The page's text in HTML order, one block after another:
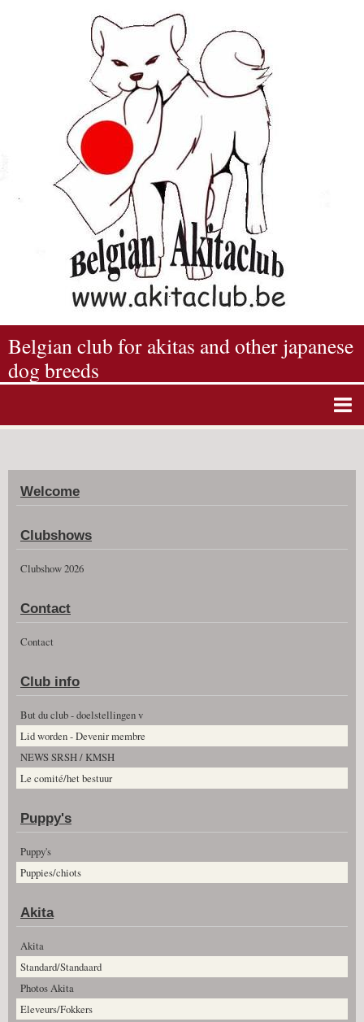
Belgian club for akitas and other japanese
dog breeds
Album photos
Agenda
Guestbook
News
Clubshow 2026
Welcome
Clubshows
Clubshow 2026
Contact
Contact
Club info
But du club - doelstellingen v
Lid worden - Devenir membre
NEWS SRSH / KMSH
Le comité/het bestuur
Puppy's
Puppy's
Puppies/chiots
Akita
Akita
Standard/Standaard
Photos Akita
Eleveurs/Fokkers